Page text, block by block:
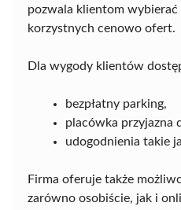
pozwala klientom wybierać
korzystnych cenowo ofert.
Dla wygody klientów
bezpłatny parking,
placówka przyjazna
udogodnienia takie
Firma oferuje także
zarówno osobiście, jak i